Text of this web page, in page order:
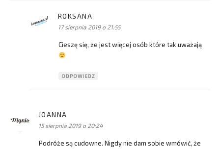
ROKSANA
17 sierpnia 2019 o 21:55
Cieszę się, że jest więcej osób które tak uważają
ODPOWIEDZ
JOANNA
15 sierpnia 2019 o 20:24
Podróże są cudowne. Nigdy nie dam sobie wmówić, że